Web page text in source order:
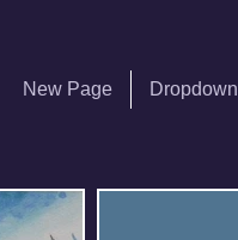
New Page Dropdown